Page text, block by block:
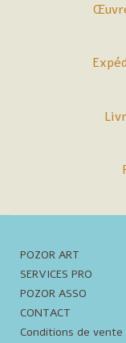
POZOR ART
SERVICES PRO
POZOR ASSO
CONTACT
Conditions de vente